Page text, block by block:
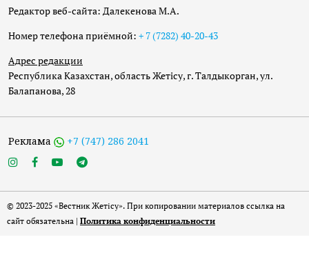
Редактор веб-сайта: Далекенова М.А.
Номер телефона приёмной: + 7 (7282) 40-20-43
Адрес редакции
Республика Казахстан, область Жетісу, г. Талдыкорган, ул.
Балапанова, 28
Реклама +7 (747) 286 2041
© 2023-2025 «Вестник Жетісу». При копировании материалов ссылка на
сайт обязательна | Политика конфиденциальности